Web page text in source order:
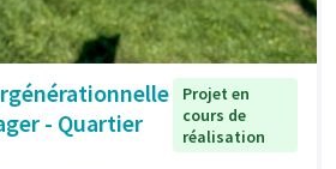
- Quartier
Projet en
cours de
réalisation